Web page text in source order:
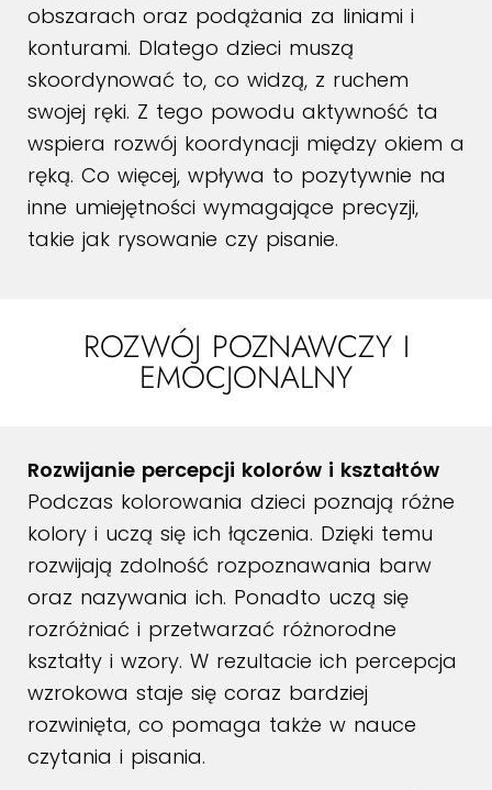
obszarach oraz podążania za liniami i
konturami. Dlatego dzieci muszą
skoordynować to, co widzą, z ruchem
swojej ręki. Z tego powodu aktywność ta
wspiera rozwój koordynacji między okiem a
ręką. Co więcej, wpływa to pozytywnie na
inne umiejętności wymagające precyzji,
takie jak rysowanie czy pisanie.
ROZWÓJ POZNAWCZY I
EMOCJONALNY
Rozwijanie percepcji kolorów i kształtów
Podczas kolorowania dzieci poznają różne
kolory i uczą się ich łączenia. Dzięki temu
rozwijają zdolność rozpoznawania barw
oraz nazywania ich. Ponadto uczą się
rozróżniać i przetwarzać różnorodne
kształty i wzory. W rezultacie ich percepcja
wzrokowa staje się coraz bardziej
rozwinięta, co pomaga także w nauce
czytania i pisania.